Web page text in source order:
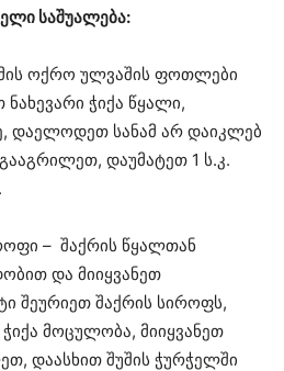
საშუალება:
ოქრო ულვაშის ფოთლები
ჭიქა წყალი,
დაელოდეთ სანამ არ დაიკლებ
დაუმატეთ 1 ს.კ.
– შაქრის წყალთან
და მიიყვანეთ
შეურიეთ შაქრის სიროფს,
მოცულობა, მიიყვანეთ
დაასხით შუშის ჭურჭელში